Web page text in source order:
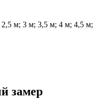
м; 3 м; 3,5 м; 4 м; 4,5 м;
замер